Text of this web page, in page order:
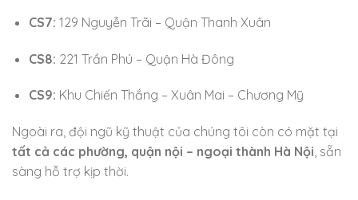
CS7: 129 Nguyễn Trãi – Quận Thanh Xuân
CS8: 221 Trần Phú – Quận Hà Đông
CS9: Khu Chiến Thắng – Xuân Mai – Chương Mỹ
Ngoài ra, đội ngũ kỹ thuật của chúng tôi còn có mặt tại
tất cả các phường, quận nội – ngoại thành Hà Nội, sẵn
sàng hỗ trợ kịp thời.